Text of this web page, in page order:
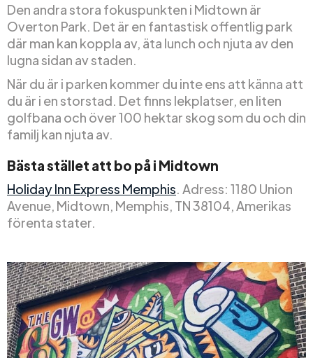
Den andra stora fokuspunkten i Midtown är
Overton Park. Det är en fantastisk offentlig park
där man kan koppla av, äta lunch och njuta av den
lugna sidan av staden.
När du är i parken kommer du inte ens att känna att
du är i en storstad. Det finns lekplatser, en liten
golfbana och över 100 hektar skog som du och din
familj kan njuta av.
Bästa stället att bo på i Midtown
Holiday Inn Express Memphis. Adress: 1180 Union
Avenue, Midtown, Memphis, TN 38104, Amerikas
förenta stater.